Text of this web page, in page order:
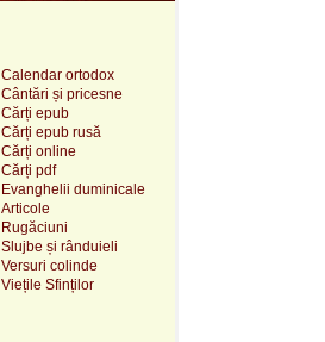
Calendar ortodox
Cântări și pricesne
Cărți epub
Cărți epub rusă
Cărți online
Cărți pdf
Evanghelii duminicale
Articole
Rugăciuni
Slujbe și rânduieli
Versuri colinde
Viețile Sfinților